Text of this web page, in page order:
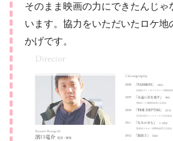
そのまま映画の力にできたんじゃ
います。協力をいただいたロケ地
かげです。